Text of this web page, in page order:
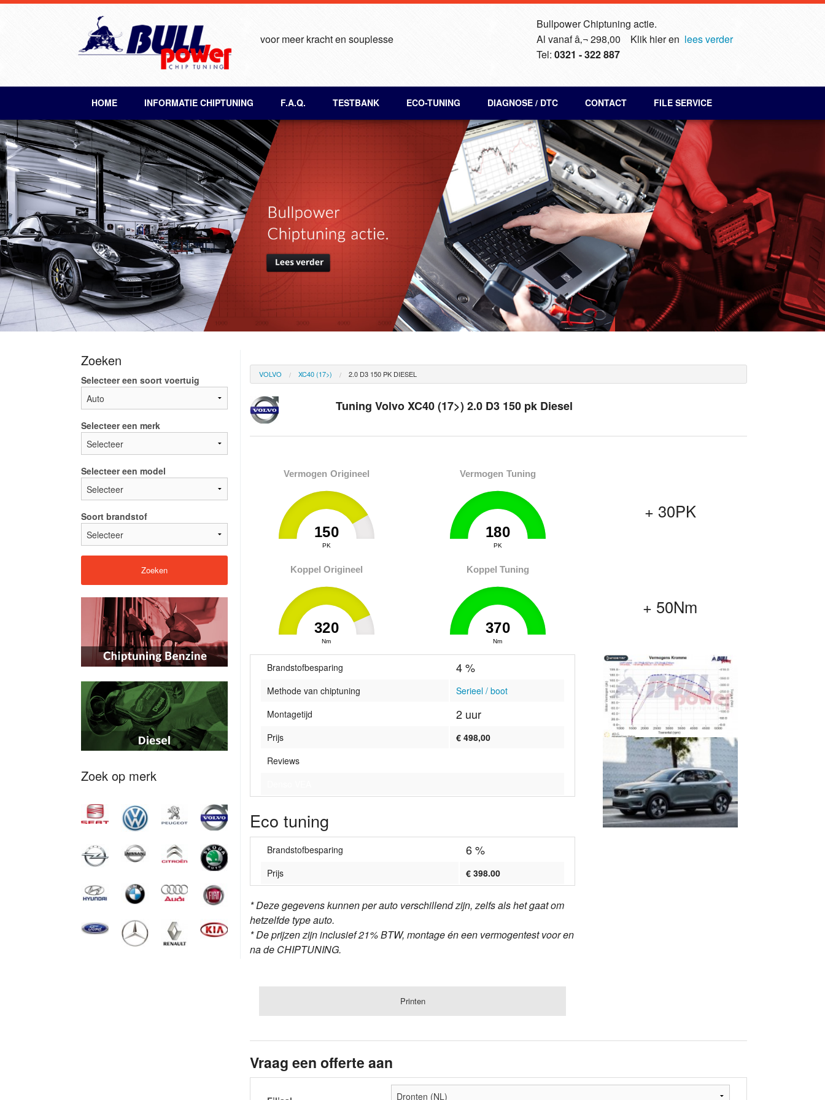
voor meer kracht en souplesse
Bullpower Chiptuning actie.
Al vanaf â‚¬ 298,00 Klik hier en lees verder
Tel: 0321 - 322 887
HOME INFORMATIE CHIPTUNING F.A.Q. TESTBANK ECO-TUNING DIAGNOSE / DTC CONTACT FILE SERVICE
Zoeken
Selecteer een soort voertuig
Selecteer een merk
Selecteer een model
Soort brandstof
Zoek op merk
VOLVO XC40 (17>) 2.0 D3 150 PK DIESEL
Tuning Volvo XC40 (17>) 2.0 D3 150 pk Diesel
Vermogen Origineel
150
PK
Vermogen Tuning
180
PK
+ 30PK
Koppel Origineel
320
Nm
Koppel Tuning
370
Nm
+ 50Nm
Brandstofbesparing 4 %
Methode van chiptuning
Serieel / boot
Montagetijd
2 uur
Prijs
€ 498,00
Reviews
Eco tuning
Brandstofbesparing 6 %
Prijs € 398.00
* Deze gegevens kunnen per auto verschillend zijn, zelfs als het gaat om
hetzelfde type auto.
* De prijzen zijn inclusief 21% BTW, montage én een vermogentest voor en
na de CHIPTUNING.
Printen
Vraag een offerte aan